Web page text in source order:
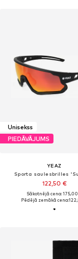
Unisekss
PIEDĀVĀJUMS
YEAZ
Sporta saulesbrilles
122,50 €
Sākotnējā cena:
Pēdējā zemākā cena: